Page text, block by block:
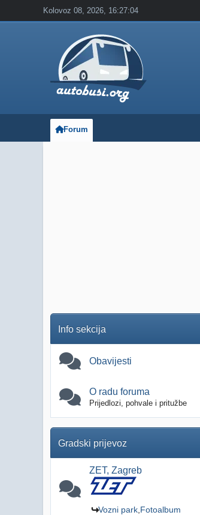
Kolovoz 08, 2026, 16:27:04
Forum
Info sekcija
Obavijesti
O radu foruma
Prijedlozi, pohvale i pritužbe
Gradski prijevoz
ZET, Zagreb
Vozni park Fotoalbum